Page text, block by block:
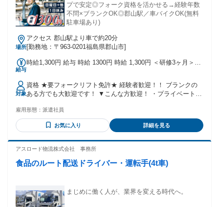
プで安定◎フォーク資格を活かせる→経験年数
不問×ブランクOK◎郡山駅／車バイクOK(無料
駐車場あり)
場所
アクセス 郡山駅より車で約20分
[勤務地：〒963-0201福島県郡山市]
給与
時給1,300円 給与 時給 1300円 時給 1,300円 ＜研修3ヶ月＞時
方法：月1回 交通費：交通費支給 交通費規定内支給
対象
資格 ★要フォークリフト免許★ 経験者歓迎！！ ブランクの
ある方でも大歓迎です！ ▼こんな方歓迎！ ・プライベートも
社員経験ある方 ・運送業や倉庫内作業経験者 ▼こんな経験活
かせるかも！ 製造・普通倉庫・在庫管理・ピッキング 入出庫
管理・棚卸・商品配送 冷蔵倉庫・スタッフ管理etc.
雇用形態： 派遣社員
お気に入り 詳細を見る
アスロード物流株式会社 事務所
食品のルート配送ドライバー・運転手(4t車)
まじめに働く人が、業界を変える時代へ。